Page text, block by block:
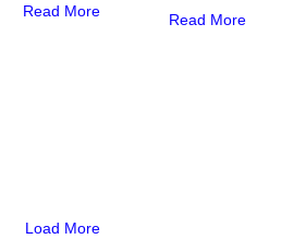
Read More
Read More
Load More